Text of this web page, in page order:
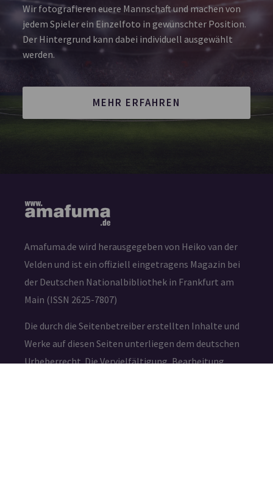
Wir fotografieren euere Mannschaft und machen von
jedem Spieler ein Einzelfoto in gewünschter Position.
Der Hintergrund kann dabei individuell ausgewählt
werden.
MEHR ERFAHREN
Amafuma.de wird herausgegeben von Heiko van der
Velden und ist ein offiziell eingetragens Magazin bei
der Deutschen Nationalbibliothek in Frankfurt am
Main (ISSN 2625-7807)
Die durch die Seitenbetreiber erstellten Inhalte und
Werke auf diesen Seiten unterliegen dem deutschen
Urheberrecht. Die Vervielfältigung, Bearbeitung,